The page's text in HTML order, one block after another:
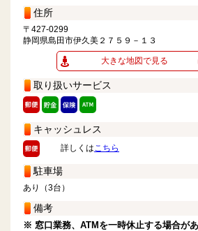
住所
〒427-0299
静岡県島田市伊久美２７５９－１３
大きな地図で見る
取り扱いサービス
キャッシュレス
詳しくはこちら
駐車場
あり（3台）
備考
※ 窓口業務、ATMを一時休止する場合があ